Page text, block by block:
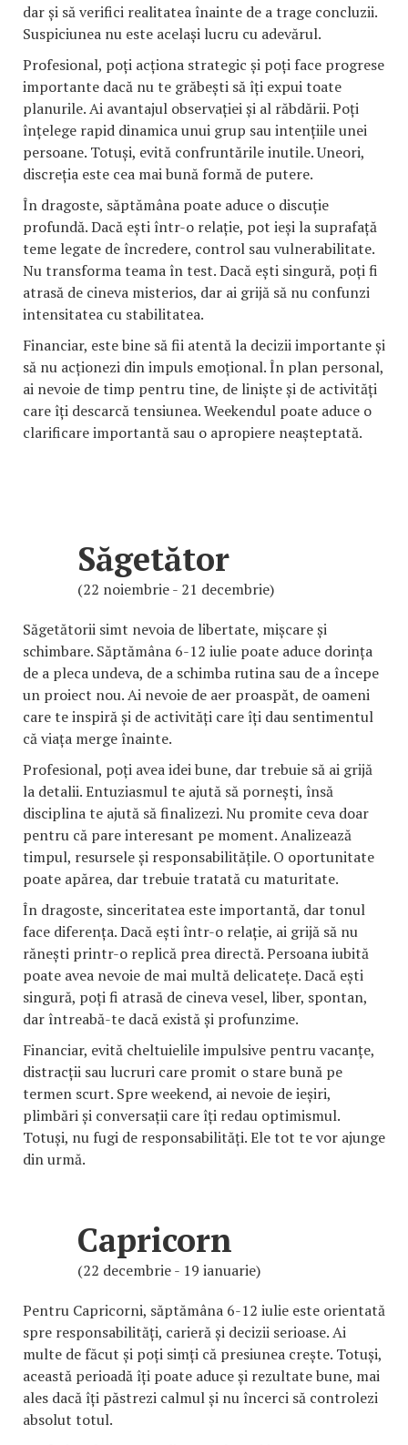
dar și să verifici realitatea înainte de a trage concluzii.
Suspiciunea nu este același lucru cu adevărul.
Profesional, poți acționa strategic și poți face progrese
importante dacă nu te grăbești să îți expui toate
planurile. Ai avantajul observației și al răbdării. Poți
înțelege rapid dinamica unui grup sau intențiile unei
persoane. Totuși, evită confruntările inutile. Uneori,
discreția este cea mai bună formă de putere.
În dragoste, săptămâna poate aduce o discuție
profundă. Dacă ești într-o relație, pot ieși la suprafață
teme legate de încredere, control sau vulnerabilitate.
Nu transforma teama în test. Dacă ești singură, poți fi
atrasă de cineva misterios, dar ai grijă să nu confunzi
intensitatea cu stabilitatea.
Financiar, este bine să fii atentă la decizii importante și
să nu acționezi din impuls emoțional. În plan personal,
ai nevoie de timp pentru tine, de liniște și de activități
care îți descarcă tensiunea. Weekendul poate aduce o
clarificare importantă sau o apropiere neașteptată.
Săgetător
(22 noiembrie - 21 decembrie)
Săgetătorii simt nevoia de libertate, mișcare și
schimbare. Săptămâna 6-12 iulie poate aduce dorința
de a pleca undeva, de a schimba rutina sau de a începe
un proiect nou. Ai nevoie de aer proaspăt, de oameni
care te inspiră și de activități care îți dau sentimentul
că viața merge înainte.
Profesional, poți avea idei bune, dar trebuie să ai grijă
la detalii. Entuziasmul te ajută să pornești, însă
disciplina te ajută să finalizezi. Nu promite ceva doar
pentru că pare interesant pe moment. Analizează
timpul, resursele și responsabilitățile. O oportunitate
poate apărea, dar trebuie tratată cu maturitate.
În dragoste, sinceritatea este importantă, dar tonul
face diferența. Dacă ești într-o relație, ai grijă să nu
rănești printr-o replică prea directă. Persoana iubită
poate avea nevoie de mai multă delicatețe. Dacă ești
singură, poți fi atrasă de cineva vesel, liber, spontan,
dar întreabă-te dacă există și profunzime.
Financiar, evită cheltuielile impulsive pentru vacanțe,
distracții sau lucruri care promit o stare bună pe
termen scurt. Spre weekend, ai nevoie de ieșiri,
plimbări și conversații care îți redau optimismul.
Totuși, nu fugi de responsabilități. Ele tot te vor ajunge
din urmă.
Capricorn
(22 decembrie - 19 ianuarie)
Pentru Capricorni, săptămâna 6-12 iulie este orientată
spre responsabilități, carieră și decizii serioase. Ai
multe de făcut și poți simți că presiunea crește. Totuși,
această perioadă îți poate aduce și rezultate bune, mai
ales dacă îți păstrezi calmul și nu încerci să controlezi
absolut totul.